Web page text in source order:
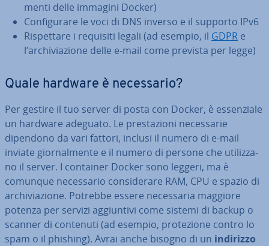
men­ti delle immagini Docker)
Con­fi­gu­ra­re le voci di DNS inverso e il supporto IPv6
Ri­spet­ta­re i requisiti legali (ad esempio, il GDPR e
l’ar­chi­via­zio­ne delle e-mail come prevista per legge)
Quale hardware è ne­ces­sa­rio?
Per gestire il tuo server di posta con Docker, è es­sen­zia­le
un hardware adeguato. Le pre­sta­zio­ni ne­ces­sa­rie
dipendono da vari fattori, inclusi il numero di e-mail
inviate gior­nal­men­te e il numero di persone che uti­liz­za­
no il server. I container Docker sono leggeri, ma è
comunque ne­ces­sa­rio con­si­de­ra­re RAM, CPU e spazio di
ar­chi­via­zio­ne. Potrebbe essere ne­ces­sa­ria maggiore
potenza per servizi ag­giun­ti­vi come sistemi di backup o
scanner di contenuti (ad esempio, pro­te­zio­ne contro lo
spam o il phishing). Avrai anche bisogno di un indirizzo